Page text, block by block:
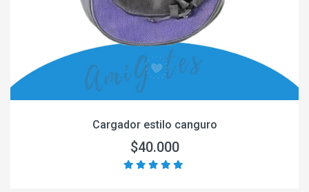
Cargador estilo canguro
$40.000